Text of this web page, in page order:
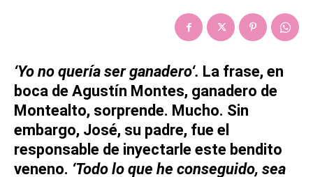
‘Yo no quería serganadero‘. La frase, en
boca de Agustín Montes, ganadero de
Montealto, sorprende. Mucho. Sin
embargo, José, su padre, fue el
responsable de inyectarle este bendito
veneno. ‘Todo lo que he conseguido, sea